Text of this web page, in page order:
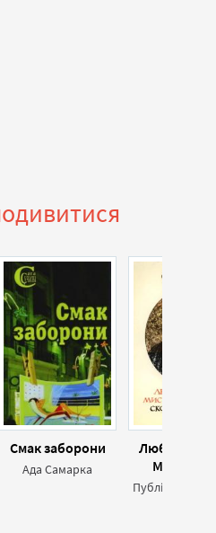
Смак заборони
Ада Самарка
Любовні
кохання.
Публій Овідій